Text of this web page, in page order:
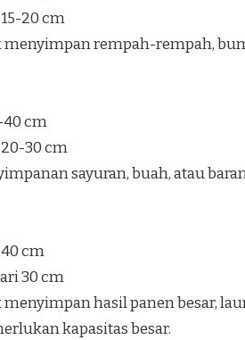
20 cm
rempah-rempah,
40 cm
30 cm
sayuran, buah, atau
cm
30 cm
hasil panen besar,
kapasitas besar.